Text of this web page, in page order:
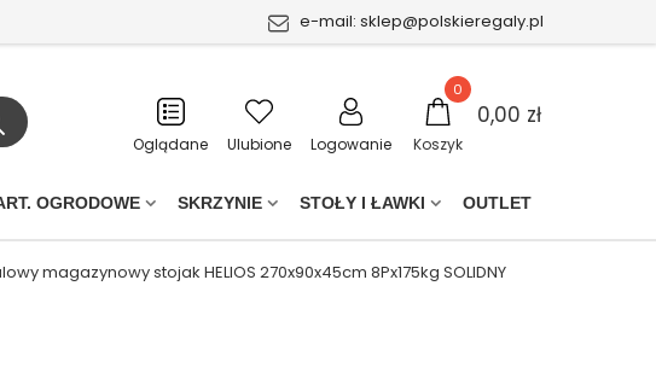
e-mail: sklep@polskieregaly.pl
Oglądane Ulubione Logowanie Koszyk
0
0,00 zł
OGRODOWE SKRZYNIE STOŁY I ŁAWKI OUTLET
magazynowy stojak HELIOS 270x90x45cm 8Px175kg SOLIDNY